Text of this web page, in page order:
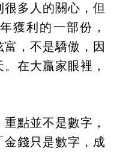
多人的關心，但
獲利的一部份，
富，不是驕傲，因
在大贏家眼裡，
點並不是數字，
錢只是數字，成